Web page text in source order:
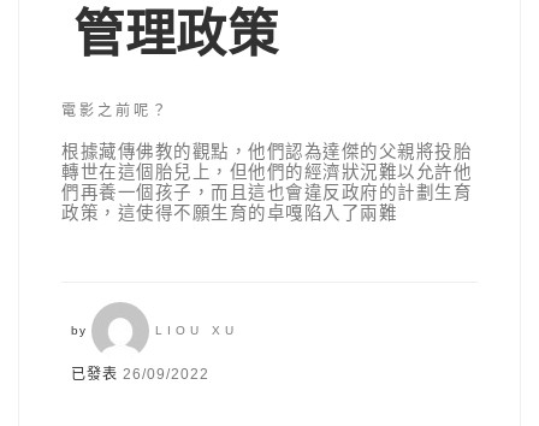
管理政策
電影之前呢？
根據藏傳佛教的觀點，他們認為達傑的父親將投胎
轉世在這個胎兒上，但他們的經濟狀況難以允許他
們再養一個孩子，而且這也會違反政府的計劃生育
政策，這使得不願生育的卓嘎陷入了兩難
by LIOU XU
已發表26/09/2022